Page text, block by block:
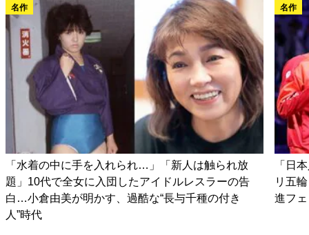
名作
「水着の中に手を入れられ…」「新人は触られ放
題」10代で全女に入団したアイドルレスラーの告
白…小倉由美が明かす、過酷な“長与千種の付き
人”時代
名作
「日
リ五
進フ